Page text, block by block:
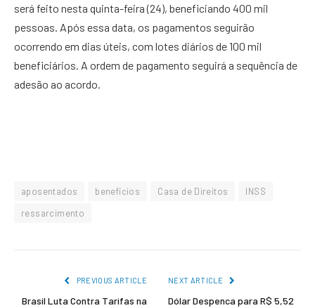
será feito nesta quinta-feira (24), beneficiando 400 mil
pessoas. Após essa data, os pagamentos seguirão
ocorrendo em dias úteis, com lotes diários de 100 mil
beneficiários. A ordem de pagamento seguirá a sequência de
adesão ao acordo.
aposentados benefícios Casa de Direitos
INSS
ressarcimento
PREVIOUS ARTICLE
Brasil Luta Contra Tarifas na
NEXT ARTICLE
Dólar Despenca para R$ 5,52